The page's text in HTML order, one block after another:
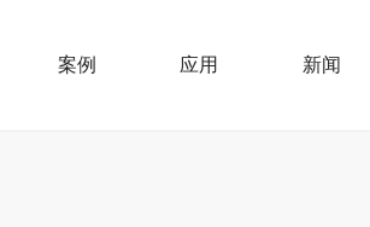
案例 应用 新闻